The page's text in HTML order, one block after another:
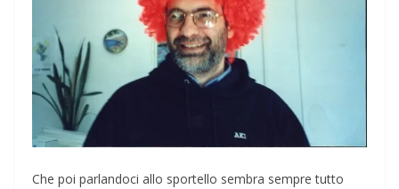
Che poi parlandoci allo sportello sembra sempre tutto